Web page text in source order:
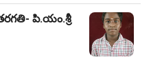
పి.యం.శ్రీ